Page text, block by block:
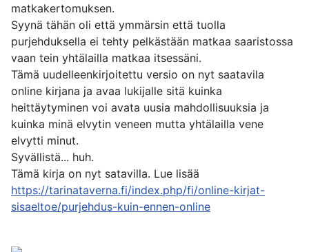
matkakertomuksen.
Syynä tähän oli että ymmärsin että tuolla
purjehduksella ei tehty pelkästään matkaa saaristossa
vaan tein yhtälailla matkaa itsessäni.
Tämä uudelleenkirjoitettu versio on nyt saatavila
online kirjana ja avaa lukijalle sitä kuinka
heittäytyminen voi avata uusia mahdollisuuksia ja
kuinka minä elvytin veneen mutta yhtälailla vene
elvytti minut.
Syvällistä... huh.
Tämä kirja on nyt satavilla. Lue lisää
https://tarinataverna.fi/index.php/fi/online-kirjat-
sisaeltoe/purjehdus-kuin-ennen-online